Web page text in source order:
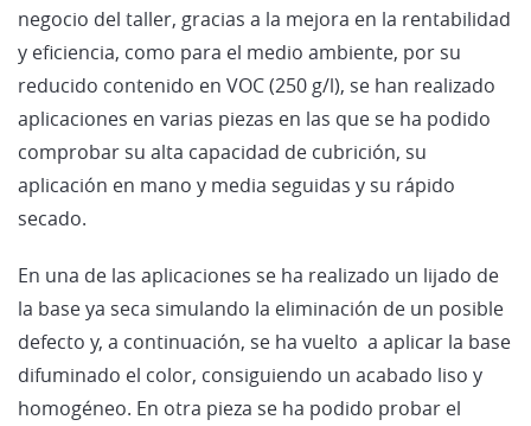
negocio del taller, gracias a la mejora en la rentabilidad
y eficiencia, como para el medio ambiente, por su
reducido contenido en VOC (250 g/l), se han realizado
aplicaciones en varias piezas en las que se ha podido
comprobar su alta capacidad de cubrición, su
aplicación en mano y media seguidas y su rápido
secado.
En una de las aplicaciones se ha realizado un lijado de
la base ya seca simulando la eliminación de un posible
defecto y, a continuación, se ha vuelto a aplicar la base
difuminado el color, consiguiendo un acabado liso y
homogéneo. En otra pieza se ha podido probar el